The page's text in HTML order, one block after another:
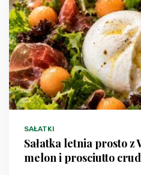
SAŁATKI
Sałatka letnia prosto z
melon i prosciutto